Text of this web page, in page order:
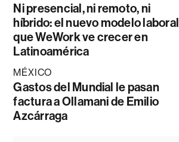
Ni presencial, ni remoto, ni
híbrido: el nuevo modelo laboral
que WeWork ve crecer en
Latinoamérica
MÉXICO
Gastos del Mundial le pasan
factura a Ollamani de Emilio
Azcárraga